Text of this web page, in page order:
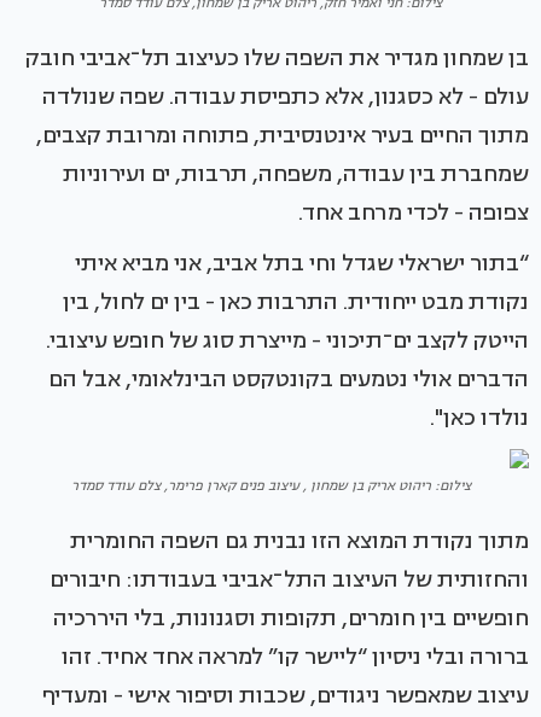
בן שמחון מגדיר את השפה שלו כעיצוב תל־אביבי חובק
עולם - לא כסגנון, אלא כתפיסת עבודה. שפה שנולדה
מתוך החיים בעיר אינטנסיבית, פתוחה ומרובת קצבים,
שמחברת בין עבודה, משפחה, תרבות, ים ועירוניות
צפופה - לכדי מרחב אחד.
“בתור ישראלי שגדל וחי בתל אביב, אני מביא איתי
נקודת מבט ייחודית. התרבות כאן - בין ים לחול, בין
הייטק לקצב ים־תיכוני - מייצרת סוג של חופש עיצובי.
הדברים אולי נטמעים בקונטקסט הבינלאומי, אבל הם
נולדו כאן".
צילום: ריהוט אריק בן שמחון , עיצוב פנים קארן פרימר, צלם עודד סמדר
מתוך נקודת המוצא הזו נבנית גם השפה החומרית
והחזותית של העיצוב התל־אביבי בעבודתו: חיבורים
חופשיים בין חומרים, תקופות וסגנונות, בלי היררכיה
ברורה ובלי ניסיון “ליישר קו” למראה אחד אחיד. זהו
עיצוב שמאפשר ניגודים, שכבות וסיפור אישי - ומעדיף